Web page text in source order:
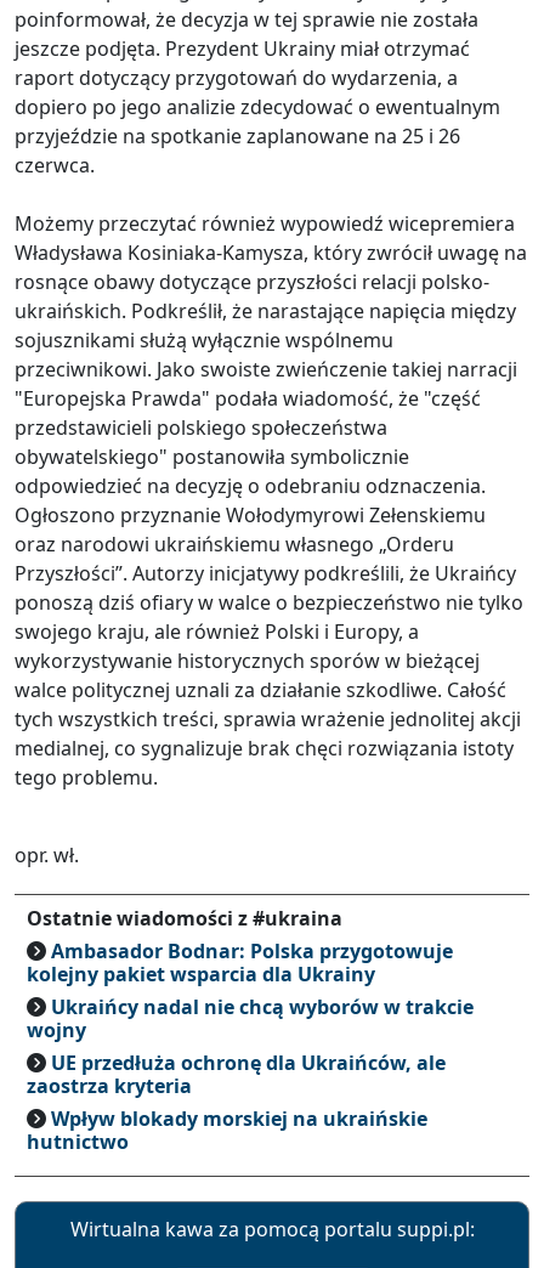
poinformował, że decyzja w tej sprawie nie została
jeszcze podjęta. Prezydent Ukrainy miał otrzymać
raport dotyczący przygotowań do wydarzenia, a
dopiero po jego analizie zdecydować o ewentualnym
przyjeździe na spotkanie zaplanowane na 25 i 26
czerwca.
Możemy przeczytać również wypowiedź wicepremiera
Władysława Kosiniaka-Kamysza, który zwrócił uwagę na
rosnące obawy dotyczące przyszłości relacji polsko-
ukraińskich. Podkreślił, że narastające napięcia między
sojusznikami służą wyłącznie wspólnemu
przeciwnikowi. Jako swoiste zwieńczenie takiej narracji
"Europejska Prawda" podała wiadomość, że "część
przedstawicieli polskiego społeczeństwa
obywatelskiego" postanowiła symbolicznie
odpowiedzieć na decyzję o odebraniu odznaczenia.
Ogłoszono przyznanie Wołodymyrowi Zełenskiemu
oraz narodowi ukraińskiemu własnego „Orderu
Przyszłości”. Autorzy inicjatywy podkreślili, że Ukraińcy
ponoszą dziś ofiary w walce o bezpieczeństwo nie tylko
swojego kraju, ale również Polski i Europy, a
wykorzystywanie historycznych sporów w bieżącej
walce politycznej uznali za działanie szkodliwe. Całość
tych wszystkich treści, sprawia wrażenie jednolitej akcji
medialnej, co sygnalizuje brak chęci rozwiązania istoty
tego problemu.
opr. wł.
Ostatnie wiadomości z #ukraina
Ambasador Bodnar: Polska przygotowuje
kolejny pakiet wsparcia dla Ukrainy
Ukraińcy nadal nie chcą wyborów w trakcie
wojny
UE przedłuża ochronę dla Ukraińców, ale
zaostrza kryteria
Wpływ blokady morskiej na ukraińskie
hutnictwo
Wirtualna kawa za pomocą portalu suppi.pl: